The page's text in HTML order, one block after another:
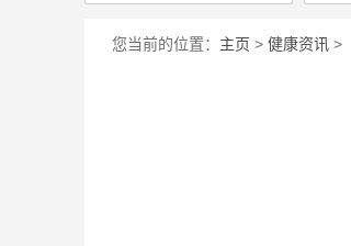
您当前的位置： 主页 > 健康资讯 >